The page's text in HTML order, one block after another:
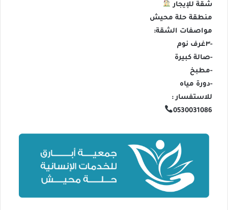
شقة للإيجار
منطقة حلة محيش
مواصفات الشقة:
-٣غرف نوم
-صالة كبيرة
-مطبخ
-دورة مياه
للاستفسار :
0530031086